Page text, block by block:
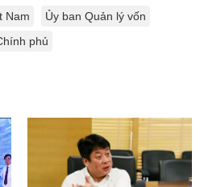
Nam
Ủy ban Quản lý vốn
phủ